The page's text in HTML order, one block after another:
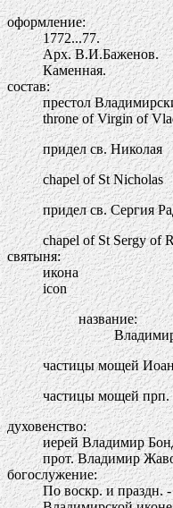
оформление:
1772...77.
Арх. В.И.Баженов.
Каменная.
состав:
престол
throne of Virgin of
придел св. Николая
chapel of St Nicholas
придел св. Сергия
chapel of St Sergy of
святыня:
икона
icon
название:
частицы мощей
частицы мощей прп.
духовенство:
иерей Владимир
прот. Владимир
богослужение:
По воскр. и праздн.